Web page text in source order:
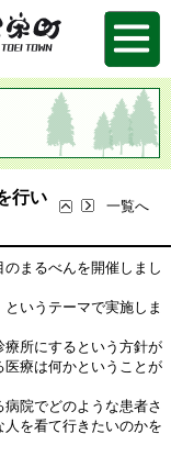
行い
一覧へ
まるべんを開催しまし
というテーマで実施しま
療所にするという方針が
療は何かということが
院でどのような患者さ
を看て行きたいのかを